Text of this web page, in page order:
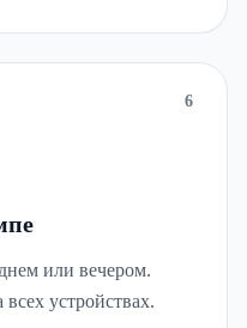
6
или вечером.
устройствах.